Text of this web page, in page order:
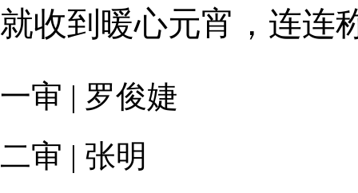
就收到暖心元宵，连连
一审 | 罗俊婕
二审 | 张明